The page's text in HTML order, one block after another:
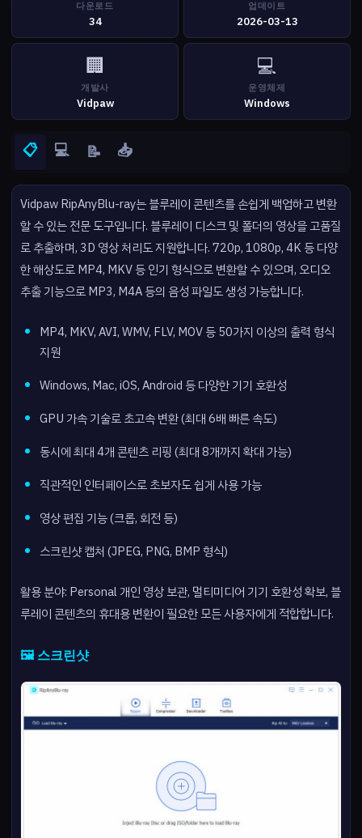
다운로드
34
업데이트
2026-03-13
🏢
개발사
Vidpaw
💻
운영체제
Windows
📋 💻 📝 📥
Vidpaw RipAnyBlu-ray는 블루레이 콘텐츠를 손쉽게 백업하고 변환
할 수 있는 전문 도구입니다. 블루레이 디스크 및 폴더의 영상을 고품질
로 추출하며, 3D 영상 처리도 지원합니다. 720p, 1080p, 4K 등 다양
한 해상도로 MP4, MKV 등 인기 형식으로 변환할 수 있으며, 오디오
추출 기능으로 MP3, M4A 등의 음성 파일도 생성 가능합니다.
MP4, MKV, AVI, WMV, FLV, MOV 등 50가지 이상의 출력 형식
지원
Windows, Mac, iOS, Android 등 다양한 기기 호환성
GPU 가속 기술로 초고속 변환 (최대 6배 빠른 속도)
동시에 최대 4개 콘텐츠 리핑 (최대 8개까지 확대 가능)
직관적인 인터페이스로 초보자도 쉽게 사용 가능
영상 편집 기능 (크롭, 회전 등)
스크린샷 캡처 (JPEG, PNG, BMP 형식)
활용 분야: Personal 개인 영상 보관, 멀티미디어 기기 호환성 확보, 블
루레이 콘텐츠의 휴대용 변환이 필요한 모든 사용자에게 적합합니다.
🖼️ 스크린샷